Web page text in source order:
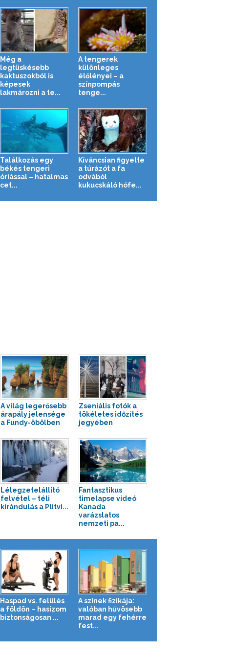
Még a
legtüskésebb
kaktuszokból is
képesek
lakmározni a te...
A tengerek
különleges
élőlényei – a
színpompás
tenge...
Találkozás egy
békés tengeri
óriással – hatalmas
cet...
Kíváncsian figyelte
a túrázót a fa
odvából
kukucskáló hófe...
A világ legerősebb
árapály jelensége
a Fundy-öbölben
Zseniális fotók a
tökéletes időzítés
jegyében
Lélegzetelállító
felvétel – téli
kirándulás a Plitvi...
Fantasztikus
timelapse videó
Kanada
varázslatos
nemzeti pa...
Haspad vs. felülés
a földön – hasizom
biztonságosan ...
A színek fizikája:
valóban hűvösebb
marad egy fehérre
fest...